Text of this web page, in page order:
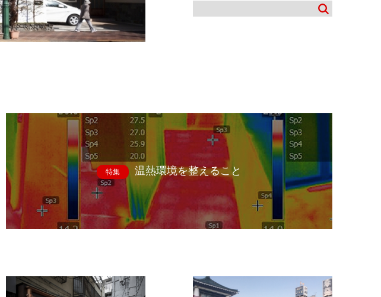
特集 温熱環境を整えること